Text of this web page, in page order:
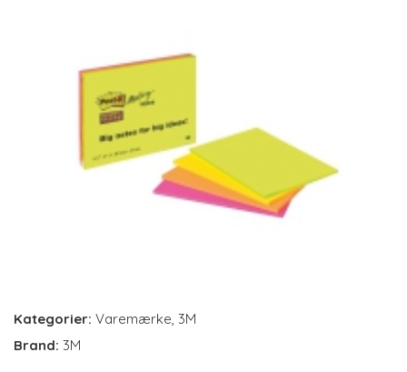
Kategorier: Varemærke 3M
Brand: 3M